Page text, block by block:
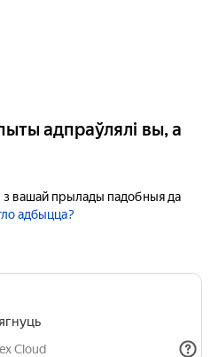
адпраўлялі вы, а
вашай прылады падобныя да
адбыцца?
Cloud